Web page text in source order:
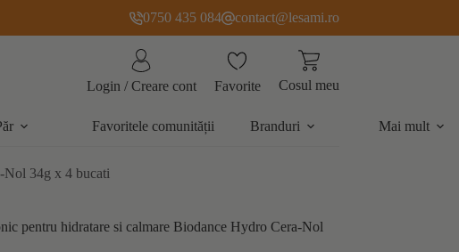
0750 435 084 contact@lesami.ro
Login / Creare cont Favorite Cosul meu
Favoritele comunității Branduri Mai mult
Nol 34g x 4 bucati
pentru hidratare si calmare Biodance Hydro Cera-Nol